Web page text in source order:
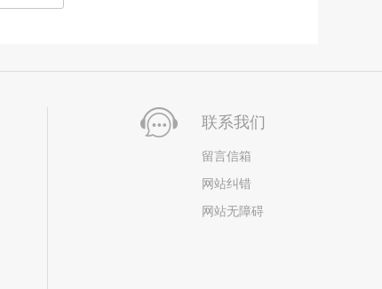
联系我们
留言信箱
网站纠错
网站无障碍